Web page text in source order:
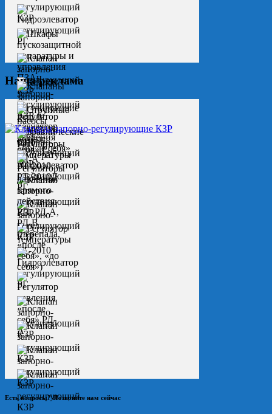
Наша реклама
Есть вопросы? Позвоните нам сейчас